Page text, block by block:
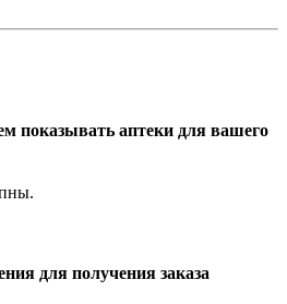
показывать аптеки для вашего
для получения заказа